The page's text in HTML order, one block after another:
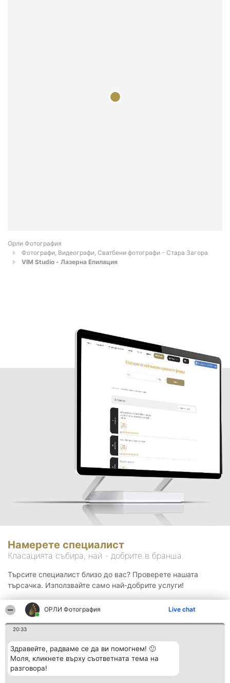
ОРЛИ Фотография Live chat
20:33
Здравейте, радваме се да ви помогнем! 🙂
Моля, кликнете върху съответната тема на
разговора!
Орли Фотография
Фотографи, Видеографи, Сватбени фотографи - Стара Загора
VIM Studio - Лазерна Епилация
Намерете специалист
Класацията събира, най - добрите в бранша.
Търсите специалист близо до вас? Проверете нашата
търсачка. Използвайте само най-добрите услуги!